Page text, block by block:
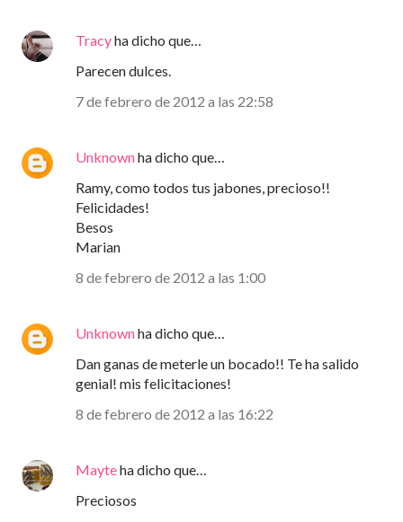
Tracyha dicho que…
Parecen dulces.
7 de febrero de 2012 a las 22:58
Unknownha dicho que…
Ramy, como todos tus jabones, precioso!!
Felicidades!
Besos
Marian
8 de febrero de 2012 a las 1:00
Unknownha dicho que…
Dan ganas de meterle un bocado!! Te ha salido
genial! mis felicitaciones!
8 de febrero de 2012 a las 16:22
Mayteha dicho que…
Preciosos